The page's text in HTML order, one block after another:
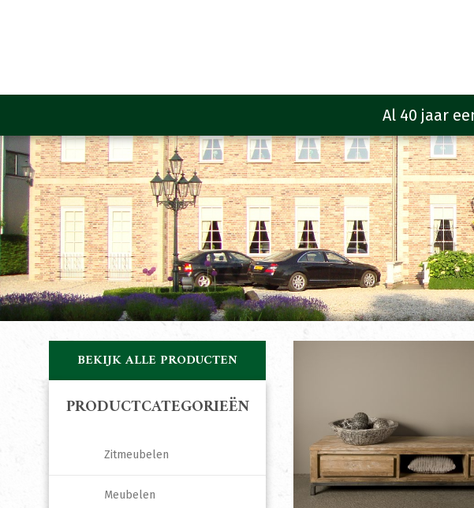
BEKIJK ALLE PRODUCTEN
PRODUCTCATEGORIEËN
Zitmeubelen
Meubelen